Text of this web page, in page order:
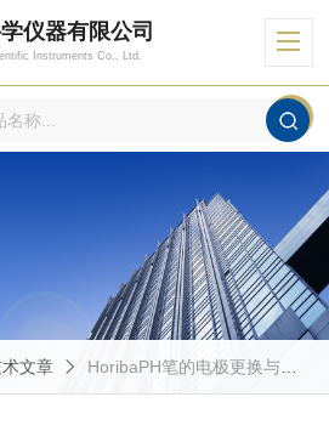
仪器有限公司
Instruments Co., Ltd.
文章 HoribaPH笔的电极更换与故障排除指南